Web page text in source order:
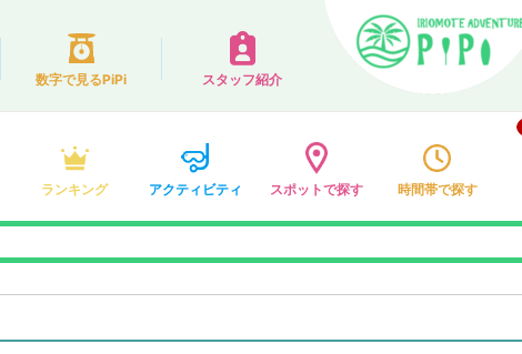
数字で見るPiPi スタッフ紹介
ランキング アクティビティ スポットで探す 時間帯で探す